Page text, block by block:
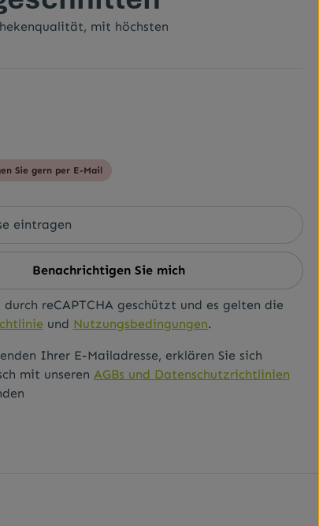
mit höchsten
Sie gern per E-Mail
Benachrichtigen Sie mich
durch reCAPTCHA geschützt und es gelten die
und Nutzungsbedingungen.
Ihrer E-Mailadresse, erklären Sie sich
mit unseren AGBs und Datenschutzrichtlinien